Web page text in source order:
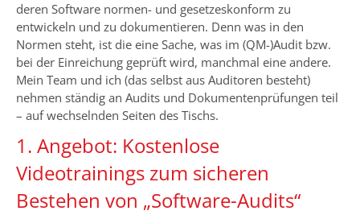
deren Software normen- und gesetzeskonform zu
entwickeln und zu dokumentieren. Denn was in den
Normen steht, ist die eine Sache, was im (QM-)Audit bzw.
bei der Einreichung geprüft wird, manchmal eine andere.
Mein Team und ich (das selbst aus Auditoren besteht)
nehmen ständig an Audits und Dokumentenprüfungen teil
– auf wechselnden Seiten des Tischs.
1. Angebot: Kostenlose
Videotrainings zum sicheren
Bestehen von „Software-Audits“